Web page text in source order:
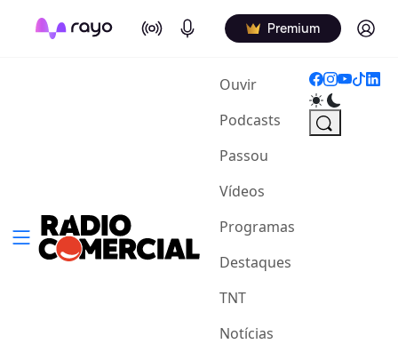
On Air Podcasts Premium Log in
Ouvir(current)
Podcasts
Passou
Vídeos
Programas
Destaques
TNT
Notícias